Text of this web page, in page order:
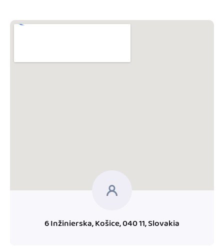
Podnikateľský servis
6 Inžinierska, Košice, 040 11, Slovakia